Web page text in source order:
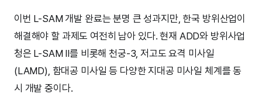
이번 L-SAM 개발 완료는 분명 큰 성과지만, 한국 방위산업이
해결해야 할 과제도 여전히 남아 있다. 현재 ADD와 방위사업
청은 L-SAM II를 비롯해 천궁-3, 저고도 요격 미사일
(LAMD), 함대공 미사일 등 다양한 지대공 미사일 체계를 동
시 개발 중이다.